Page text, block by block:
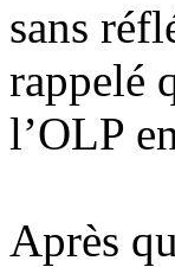
sans
rappelé
l’OLP
Après